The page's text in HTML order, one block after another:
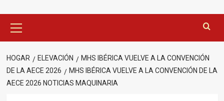
principal
HOGAR ELEVACIÓN
MHS IBÉRICA VUELVE A LA CONVENCIÓN
DE LA AECE 2026
MHS IBÉRICA VUELVE A LA CONVENCIÓN DE LA
AECE 2026 NOTICIAS MAQUINARIA